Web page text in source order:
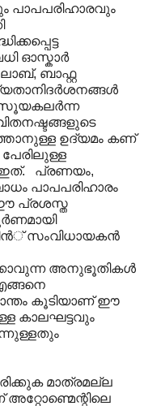
പാപപരിഹാരവും
ഓസ്കാര്‍
ബാഫ്റ്റ
ഉദ്യമം കണ്
ഇത്. പ്രണയം,
പാപപരിഹാരം
ഈ പ്രശസ്ത
സംവിധായകന്‍
അനുഭൂതികൾ
കൂടിയാണ് ഈ
കാലഘട്ടവും
മാത്രമല്ല